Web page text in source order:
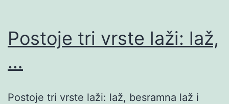
Postoje tri vrste laži: laž,
…
Postoje tri vrste laži: laž, besramna laž i